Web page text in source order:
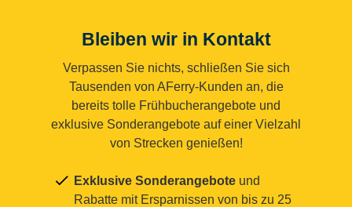
Bleiben wir in Kontakt
Verpassen Sie nichts, schließen Sie sich
Tausenden von AFerry-Kunden an, die
bereits tolle Frühbucherangebote und
exklusive Sonderangebote auf einer Vielzahl
von Strecken genießen!
Exklusive Sonderangebote und
Rabatte mit Ersparnissen von bis zu 25